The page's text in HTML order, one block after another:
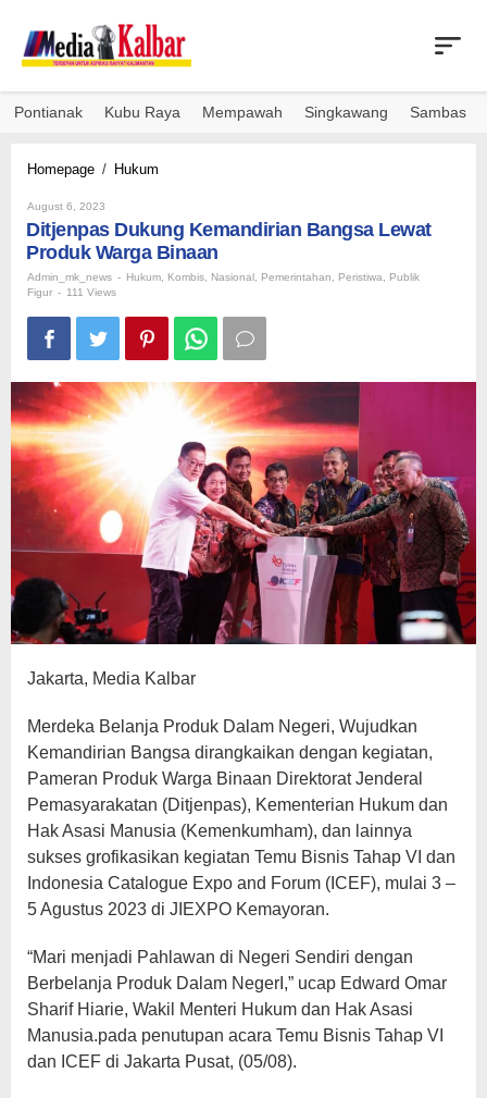
content
Pontianak Kubu Raya Mempawah Singkawang Sambas
Homepage / Hukum
Bangsa
Lewat
Warga
August 6, 2023
Ditjenpas Dukung Kemandirian Bangsa Lewat
Produk Warga Binaan
Admin_mk_news - Hukum Kombis Nasional Pemerintahan Peristiwa
Publik
Figur - 111 Views
Jakarta, Media Kalbar
Merdeka Belanja Produk Dalam Negeri, Wujudkan
Kemandirian Bangsa dirangkaikan dengan kegiatan,
Pameran Produk Warga Binaan Direktorat Jenderal
Pemasyarakatan (Ditjenpas), Kementerian Hukum dan
Hak Asasi Manusia (Kemenkumham), dan lainnya
sukses grofikasikan kegiatan Temu Bisnis Tahap VI dan
Indonesia Catalogue Expo and Forum (ICEF), mulai 3 –
5 Agustus 2023 di JIEXPO Kemayoran.
“Mari menjadi Pahlawan di Negeri Sendiri dengan
Berbelanja Produk Dalam NegerI,” ucap Edward Omar
Sharif Hiarie, Wakil Menteri Hukum dan Hak Asasi
Manusia.pada penutupan acara Temu Bisnis Tahap VI
dan ICEF di Jakarta Pusat, (05/08).